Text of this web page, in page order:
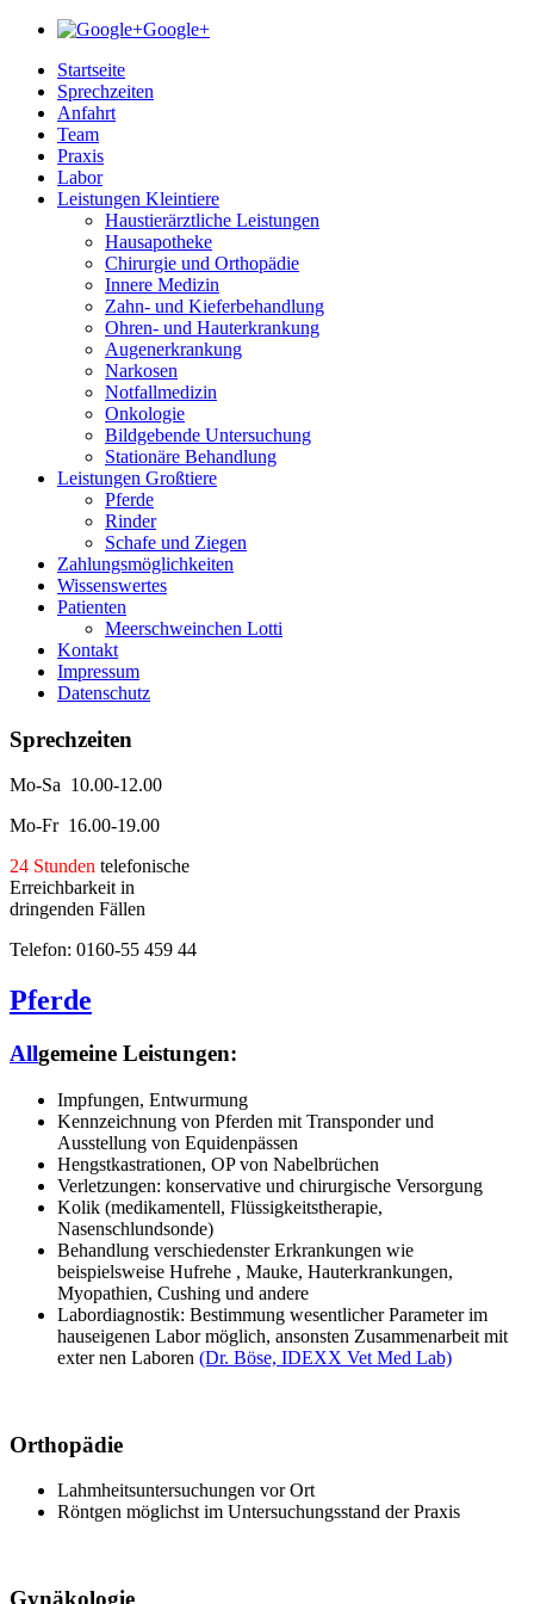
Google+
Startseite
Sprechzeiten
Anfahrt
Team
Praxis
Labor
Leistungen Kleintiere
Haustierärztliche Leistungen
Hausapotheke
Chirurgie und Orthopädie
Innere Medizin
Zahn- und Kieferbehandlung
Ohren- und Hauterkrankung
Augenerkrankung
Narkosen
Notfallmedizin
Onkologie
Bildgebende Untersuchung
Stationäre Behandlung
Leistungen Großtiere
Pferde
Rinder
Schafe und Ziegen
Zahlungsmöglichkeiten
Wissenswertes
Patienten
Meerschweinchen Lotti
Kontakt
Impressum
Datenschutz
Sprechzeiten
Mo-Sa 10.00-12.00
Mo-Fr 16.00-19.00
24 Stunden telefonische
Erreichbarkeit in
dringenden Fällen
Telefon: 0160-55 459 44
Pferde
Allgemeine Leistungen:
Impfungen, Entwurmung
Kennzeichnung von Pferden mit Transponder und
Ausstellung von Equidenpässen
Hengstkastrationen, OP von Nabelbrüchen
Verletzungen: konservative und chirurgische Versorgung
Kolik (medikamentell, Flüssigkeitstherapie,
Nasenschlundsonde)
Behandlung verschiedenster Erkrankungen wie
beispielsweise Hufrehe , Mauke, Hauterkrankungen,
Myopathien, Cushing und andere
Labordiagnostik: Bestimmung wesentlicher Parameter im
hauseigenen Labor möglich, ansonsten Zusammenarbeit mit
externen Laboren (Dr. Böse, IDEXX Vet Med Lab)
Orthopädie
Lahmheitsuntersuchungen vor Ort
Röntgen möglichst im Untersuchungsstand der Praxis
Gynäkologie